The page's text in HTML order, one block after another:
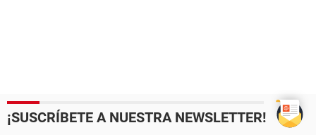
¡SUSCRÍBETE A NUESTRA NEWSLETTER!